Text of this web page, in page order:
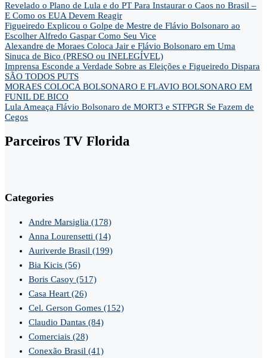
Revelado o Plano de Lula e do PT Para Instaurar o Caos no Brasil –
E Como os EUA Devem Reagir
Figueiredo Explicou o Golpe de Mestre de Flávio Bolsonaro ao
Escolher Alfredo Gaspar Como Seu Vice
Alexandre de Moraes Coloca Jair e Flávio Bolsonaro em Uma
Sinuca de Bico (PRESO ou INELEGÍVEL)
Imprensa Esconde a Verdade Sobre as Eleições e Figueiredo Dispara
SÃO TODOS PUTS
MORAES COLOCA BOLSONARO E FLAVIO BOLSONARO EM
FUNIL DE BICO
Lula Ameaça Flávio Bolsonaro de MORT3 e STFPGR Se Fazem de
Cegos
Parceiros TV Florida
Categories
Andre Marsiglia (178)
Anna Lourensetti (14)
Auriverde Brasil (199)
Bia Kicis (56)
Boris Casoy (517)
Casa Heart (26)
Cel. Gerson Gomes (152)
Claudio Dantas (84)
Comerciais (28)
Conexão Brasil (41)